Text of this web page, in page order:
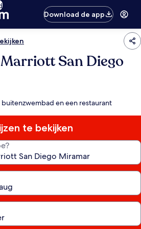
Download de app
San Diego
en een restaurant
te bekijken